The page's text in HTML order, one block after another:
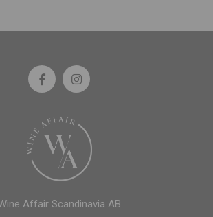
Affair Scandinavia AB